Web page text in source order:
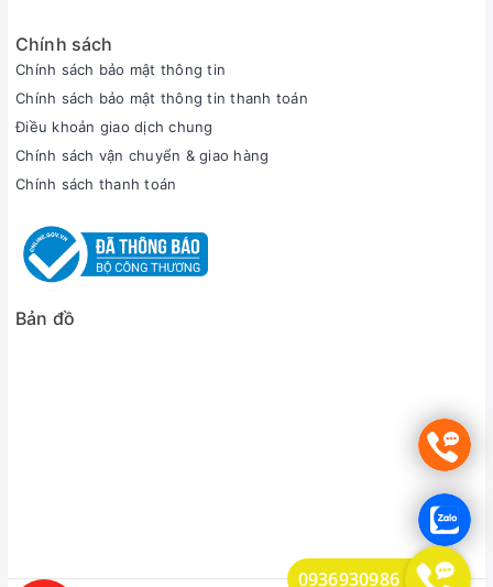
Chính sách
Chính sách bảo mật thông tin
Chính sách bảo mật thông tin thanh toán
Điều khoản giao dịch chung
Chính sách vận chuyển & giao hàng
Chính sách thanh toán
Bản đồ
0936930986